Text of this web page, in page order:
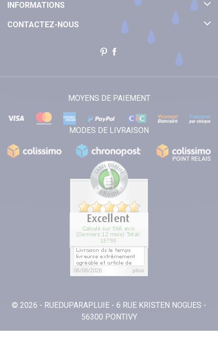
INFORMATIONS
CONTACTEZ-NOUS
MOYENS DE PAIEMENT
MODES DE LIVRAISON
© 2026 - RUEDUPARAPLUIE - 6 RUE KRISTEN NOGUES -
56300 PONTIVY